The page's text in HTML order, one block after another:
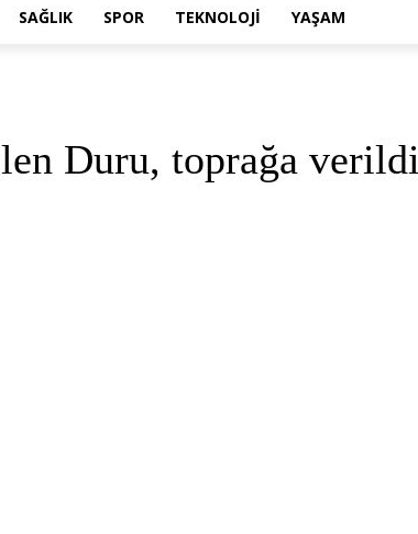
SAĞLIK SPOR TEKNOLOJI YAŞAM
Duru, toprağa verildi